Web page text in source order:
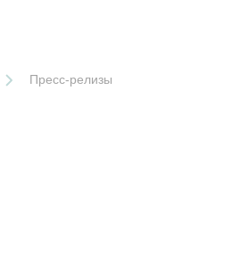
Пресс-релизы